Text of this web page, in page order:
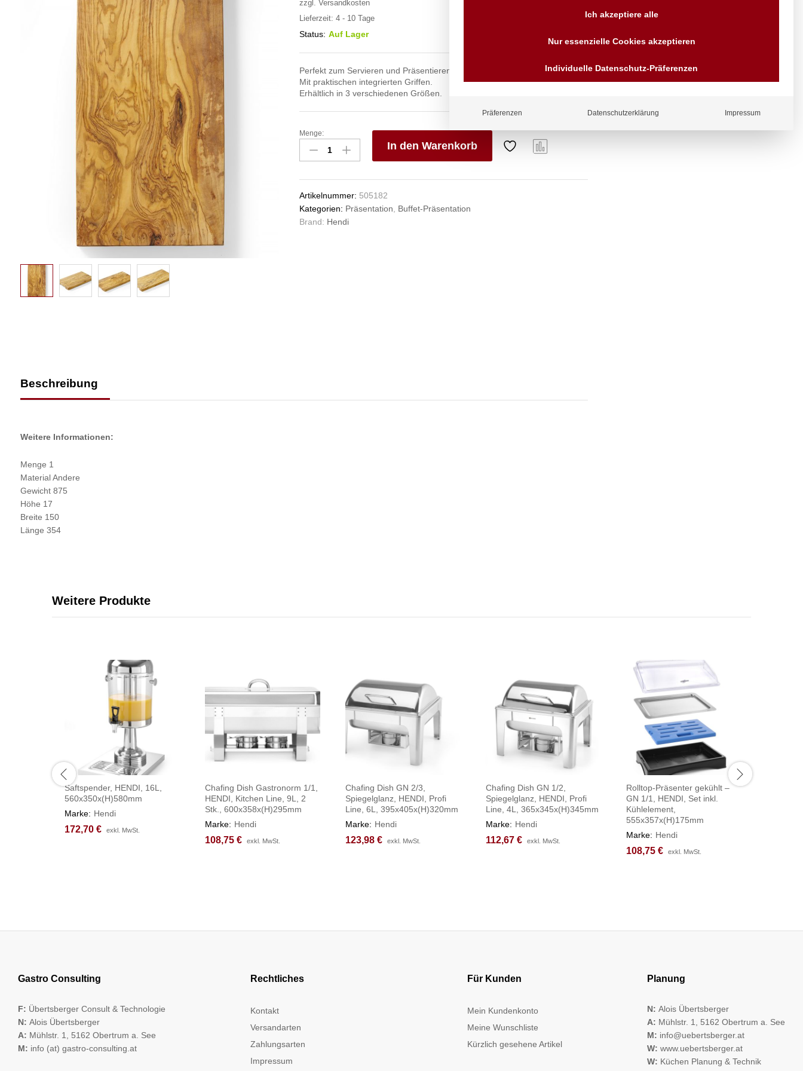
zzgl. Versandkosten
Lieferzeit: 4 - 10 Tage
Status: Auf Lager
Perfekt zum Servieren und Präsentieren von Speisen.
Mit praktischen integrierten Griffen.
Erhältlich in 3 verschiedenen Größen.
Schneide-
und
Servierbrett
HENDI,
350x150x(H)18mm
Anzahl
Menge:
In den Warenkorb
Artikelnummer: 505182
Kategorien: Präsentation, Buffet-Präsentation
Brand: Hendi
Beschreibung
Weitere Informationen:
Menge 1
Material Andere
Gewicht 875
Höhe 17
Breite 150
Länge 354
Anfragen
Wir sind seit über 40 Jahren
für Sie da
Vorrauskasse Paypal,
Kreditkarte, Direkt
Weitere Produkte
Saftspender, HENDI, 16L,
560x350x(H)580mm
Marke: Hendi
172,70 € exkl. MwSt.
172,70 € exkl. MwSt.
Chafing Dish Gastronorm 1/1,
HENDI, Kitchen Line, 9L, 2
Stk., 600x358x(H)295mm
Marke: Hendi
108,75 € exkl. MwSt.
108,75 € exkl. MwSt.
Chafing Dish GN 2/3,
Spiegelglanz, HENDI, Profi
Line, 6L, 395x405x(H)320mm
Marke: Hendi
123,98 € exkl. MwSt.
123,98 € exkl. MwSt.
Chafing Dish GN 1/2,
Spiegelglanz, HENDI, Profi
Line, 4L, 365x345x(H)345mm
Marke: Hendi
112,67 € exkl. MwSt.
112,67 € exkl. MwSt.
Rolltop-Präsenter gekühlt –
GN 1/1, HENDI, Set inkl.
Kühlelement,
555x357x(H)175mm
Marke: Hendi
108,75 € exkl. MwSt.
108,75 € exkl. MwSt.
Gastro Consulting
F: Übertsberger Consult & Technologie
N: Alois Übertsberger
A: Mühlstr. 1, 5162 Obertrum a. See
M: info (at) gastro-consulting.at
Rechtliches
Kontakt
Versandarten
Zahlungsarten
Impressum
Für Kunden
Mein Kundenkonto
Meine Wunschliste
Kürzlich gesehene Artikel
Planung
N: Alois Übertsberger
A: Mühlstr. 1, 5162 Obertrum a. See
M: info@uebertsberger.at
W: www.uebertsberger.at
W: Küchen Planung & Technik
Ich akzeptiere alle
Nur essenzielle Cookies akzeptieren
Individuelle Datenschutz-Präferenzen
Präferenzen Datenschutzerklärung Impressum